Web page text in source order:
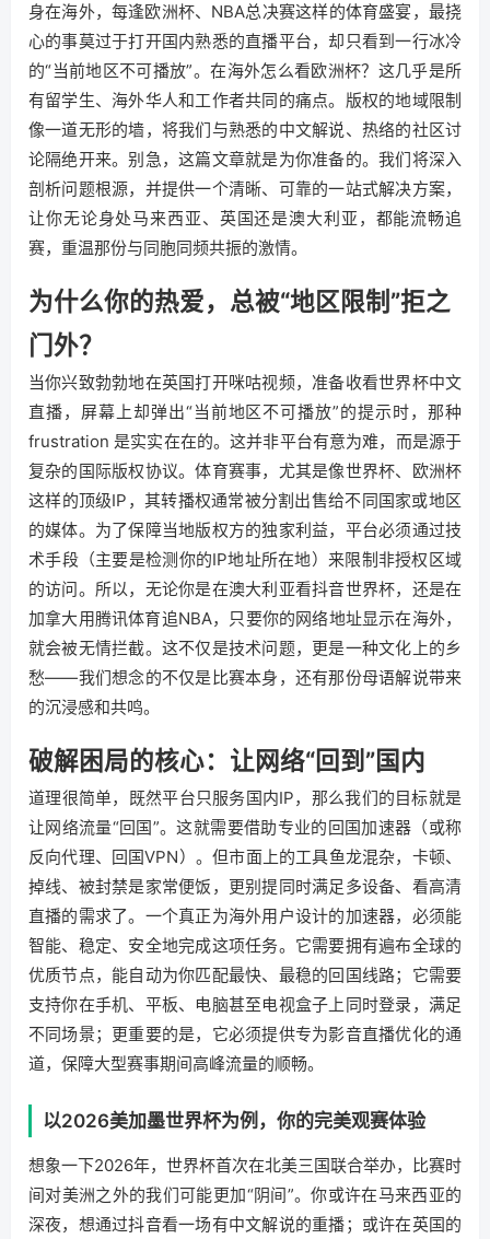
身在海外，每逢欧洲杯、NBA总决赛这样的体育盛宴，最挠
心的事莫过于打开国内熟悉的直播平台，却只看到一行冰冷
的“当前地区不可播放”。在海外怎么看欧洲杯？这几乎是所
有留学生、海外华人和工作者共同的痛点。版权的地域限制
像一道无形的墙，将我们与熟悉的中文解说、热络的社区讨
论隔绝开来。别急，这篇文章就是为你准备的。我们将深入
剖析问题根源，并提供一个清晰、可靠的一站式解决方案，
让你无论身处马来西亚、英国还是澳大利亚，都能流畅追
赛，重温那份与同胞同频共振的激情。
为什么你的热爱，总被“地区限制”拒之
门外？
当你兴致勃勃地在英国打开咪咕视频，准备收看世界杯中文
直播，屏幕上却弹出“当前地区不可播放”的提示时，那种
frustration 是实实在在的。这并非平台有意为难，而是源于
复杂的国际版权协议。体育赛事，尤其是像世界杯、欧洲杯
这样的顶级IP，其转播权通常被分割出售给不同国家或地区
的媒体。为了保障当地版权方的独家利益，平台必须通过技
术手段（主要是检测你的IP地址所在地）来限制非授权区域
的访问。所以，无论你是在澳大利亚看抖音世界杯，还是在
加拿大用腾讯体育追NBA，只要你的网络地址显示在海外，
就会被无情拦截。这不仅是技术问题，更是一种文化上的乡
愁——我们想念的不仅是比赛本身，还有那份母语解说带来
的沉浸感和共鸣。
破解困局的核心：让网络“回到”国内
道理很简单，既然平台只服务国内IP，那么我们的目标就是
让网络流量“回国”。这就需要借助专业的回国加速器（或称
反向代理、回国VPN）。但市面上的工具鱼龙混杂，卡顿、
掉线、被封禁是家常便饭，更别提同时满足多设备、看高清
直播的需求了。一个真正为海外用户设计的加速器，必须能
智能、稳定、安全地完成这项任务。它需要拥有遍布全球的
优质节点，能自动为你匹配最快、最稳的回国线路；它需要
支持你在手机、平板、电脑甚至电视盒子上同时登录，满足
不同场景；更重要的是，它必须提供专为影音直播优化的通
道，保障大型赛事期间高峰流量的顺畅。
以2026美加墨世界杯为例，你的完美观赛体验
想象一下2026年，世界杯首次在北美三国联合举办，比赛时
间对美洲之外的我们可能更加“阴间”。你或许在马来西亚的
深夜，想通过抖音看一场有中文解说的重播；或许在英国的